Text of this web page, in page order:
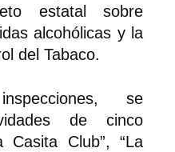
estatal sobre
alcohólicas y la
del Tabaco.
se
de cinco
Casita Club”, “La